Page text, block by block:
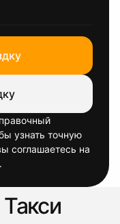
узнать точную
соглашаетесь на
.